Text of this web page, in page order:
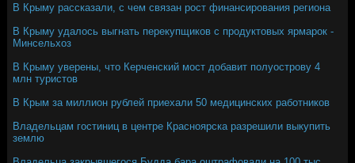
В Крыму рассказали, с чем связан рост финансирования региона
В Крыму удалось выгнать перекупщиков с продуктовых ярмарок -
Минсельхоз
В Крыму уверены, что Керченский мост добавит полуострову 4
млн туристов
В Крым за миллион рублей приехали 50 медицинских работников
Владельцам гостиниц в центре Красноярска разрешили выкупить
землю